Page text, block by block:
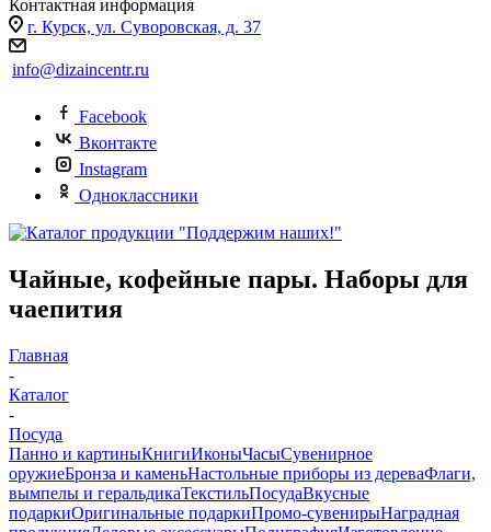
Контактная информация
г. Курск, ул. Суворовская, д. 37
info@dizaincentr.ru
Facebook
Вконтакте
Instagram
Одноклассники
Чайные, кофейные пары. Наборы для
чаепития
Главная
-
Каталог
-
Посуда
Панно и картиныКнигиИконыЧасыСувенирное
оружиеБронза и каменьНастольные приборы из дереваФлаги,
вымпелы и геральдикаТекстильПосудаВкусные
подаркиОригинальные подаркиПромо-сувенирыНаградная